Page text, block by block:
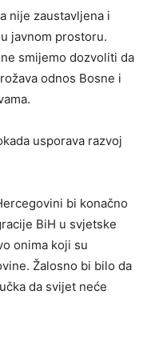
nije zaustavljena i
javnom prostoru.
smijemo dozvoliti da
odnos Bosne i
usporava razvoj
bi konačno
BiH u svjetske
onima koji su
Žalosno bi bilo da
da svijet neće